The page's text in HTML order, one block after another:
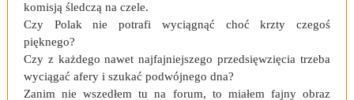
komisją śledczą na czele.
Czy Polak nie potrafi wyciągnąć choć krzty czegoś
pięknego?
Czy z każdego nawet najfajniejszego przedsięwzięcia trzeba
wyciągać afery i szukać podwójnego dna?
Zanim nie wszedłem tu na forum, to miałem fajny obraz